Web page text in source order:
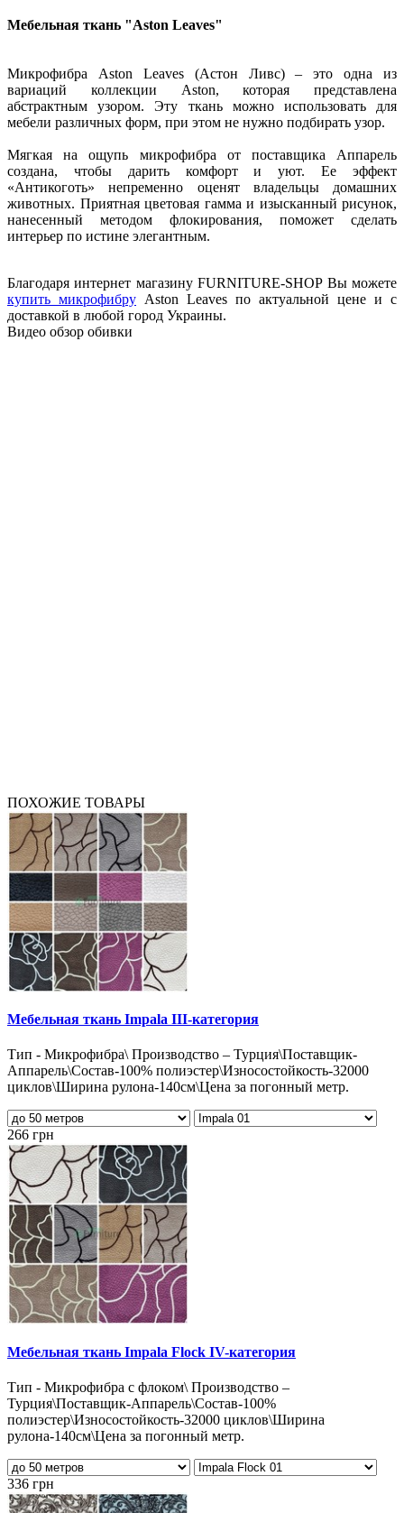
Мебельная ткань "Aston Leaves"
Микрофибра Aston Leaves (Астон Ливс) – это одна из
вариаций коллекции Aston, которая представлена
абстрактным узором. Эту ткань можно использовать для
мебели различных форм, при этом не нужно подбирать узор.
Мягкая на ощупь микрофибра от поставщика Аппарель
создана, чтобы дарить комфорт и уют. Ее эффект
«Антикоготь» непременно оценят владельцы домашних
животных. Приятная цветовая гамма и изысканный рисунок,
нанесенный методом флокирования, поможет сделать
интерьер по истине элегантным.
Благодаря интернет магазину FURNITURE-SHOP Вы можете
купить микрофибру Aston Leaves по актуальной цене и с
доставкой в любой город Украины.
Видео обзор обивки
ПОХОЖИЕ ТОВАРЫ
Мебельная ткань Impala III-категория
Тип - Микрофибра\ Производство – Турция\Поставщик-
Аппарель\Состав-100% полиэстер\Износостойкость-32000
циклов\Ширина рулона-140см\Цена за погонный метр.
266 грн
Мебельная ткань Impala Flock IV-категория
Тип - Микрофибра с флоком\ Производство –
Турция\Поставщик-Аппарель\Состав-100%
полиэстер\Износостойкость-32000 циклов\Ширина
рулона-140см\Цена за погонный метр.
336 грн